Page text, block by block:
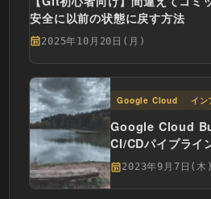
安全に以前の状態に戻す方法
2025年10月20日(月)
Google Cloud イン
Google Cloud
CI/CDパイプライ
る2023年9月7日(木)